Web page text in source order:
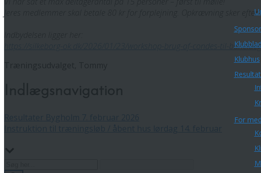
Klubblad
Klubhus
For
Jeres medlemmer skal betale 80 kr for forplejning. Opkrævning sker
https://silkeborg-ok.dk/2026/01/23/workshop-brug-af-condes-til-